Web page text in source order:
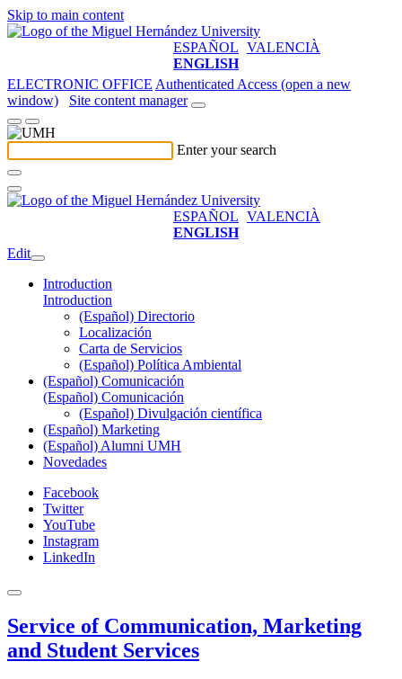
Skip to main content
ESPAÑOL VALENCIÀ
ENGLISH
ELECTRONIC OFFICE Authenticated Access (open a new
window)
Site content manager
Enter your search
ESPAÑOL VALENCIÀ
ENGLISH
Edit
Introduction
Introduction
(Español) Directorio
Localización
Carta de Servicios
(Español) Política Ambiental
(Español) Comunicación
(Español) Comunicación
(Español) Divulgación científica
(Español) Marketing
(Español) Alumni UMH
Novedades
Facebook
Twitter
YouTube
Instagram
LinkedIn
Service of Communication, Marketing
and Student Services